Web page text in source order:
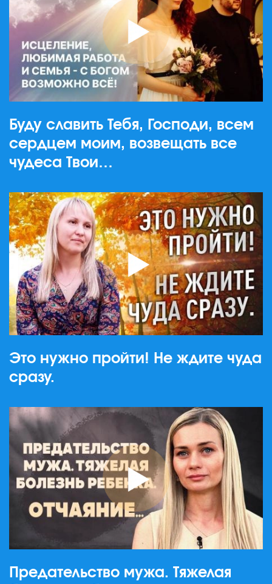
Буду славить Тебя, Господи, всем
сердцем моим, возвещать все
чудеса Твои…
Это нужно пройти! Не ждите чуда
сразу.
Предательство мужа. Тяжелая